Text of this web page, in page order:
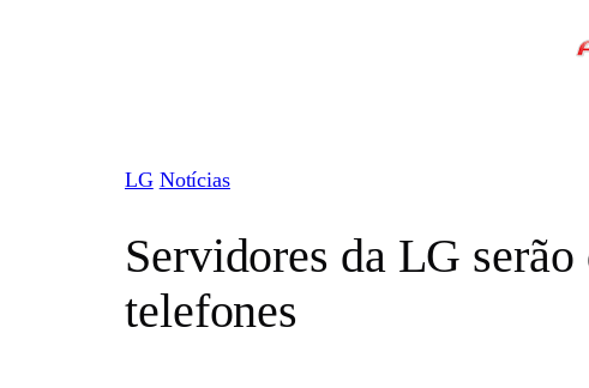
LG Notícias
Servidores da LG
telefones